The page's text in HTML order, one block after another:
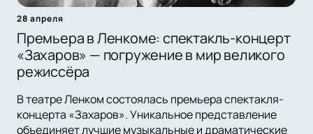
28 апреля
Премьера в Ленкоме: спектакль-концерт
«Захаров» — погружение в мир великого
режиссёра
В театре Ленком состоялась премьера спектакля-
концерта «Захаров». Уникальное представление
объединяет лучшие музыкальные и драматические